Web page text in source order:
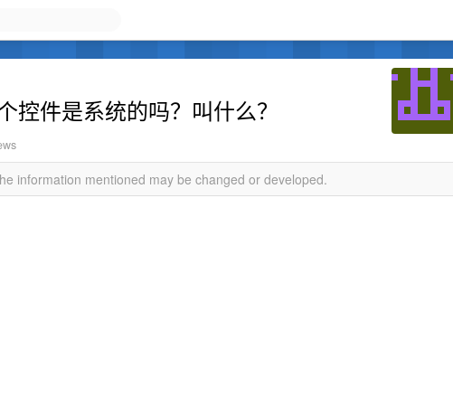
控件是系统的吗？叫什么？
information mentioned may be changed or developed.